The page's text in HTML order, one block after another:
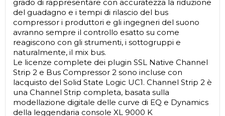
grado di rappresentare con accuratezza la riduzione
del guadagno e i tempi di rilascio del bus
compressor i produttori e gli ingegneri del suono
avranno sempre il controllo esatto su come
reagiscono con gli strumenti, i sottogruppi e
naturalmente, il mix bus.
Le licenze complete dei plugin SSL Native Channel
Strip 2 e Bus Compressor 2 sono incluse con
lacquisto del Solid State Logic UC1. Channel Strip 2 è
una Channel Strip completa, basata sulla
modellazione digitale delle curve di EQ e Dynamics
della leggendaria console XL 9000 K